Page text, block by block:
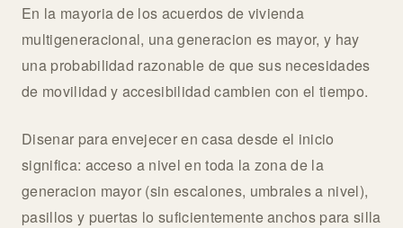
En la mayoria de los acuerdos de vivienda
multigeneracional, una generacion es mayor, y hay
una probabilidad razonable de que sus necesidades
de movilidad y accesibilidad cambien con el tiempo.
Disenar para envejecer en casa desde el inicio
significa: acceso a nivel en toda la zona de la
generacion mayor (sin escalones, umbrales a nivel),
pasillos y puertas lo suficientemente anchos para silla